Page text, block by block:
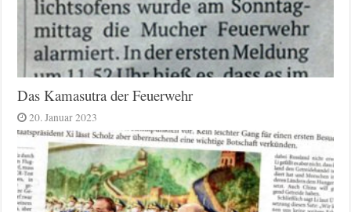
Das Kamasutra der Feuerwehr
20. Januar 2023